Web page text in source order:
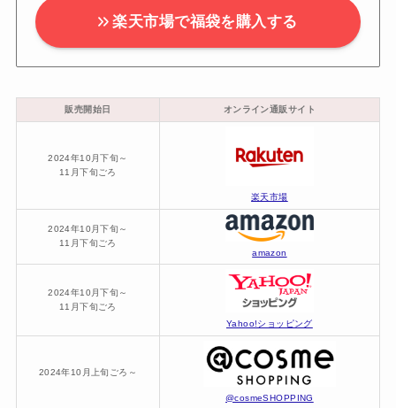
楽天市場で福袋を購入する
販売開始日 オンライン通販サイト
2024年10月下旬～
11月下旬ごろ
楽天市場
2024年10月下旬～
11月下旬ごろ
amazon
2024年10月下旬～
11月下旬ごろ
Yahoo!ショッピング
2024年10月上旬ごろ～
@cosmeSHOPPING